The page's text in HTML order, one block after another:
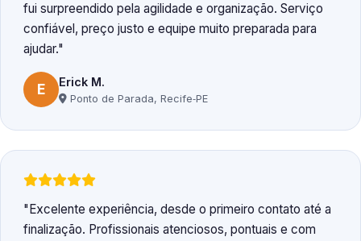
fui surpreendido pela agilidade e organização. Serviço
confiável, preço justo e equipe muito preparada para
ajudar.
E Erick M.
Ponto de Parada, Recife‑PE
Excelente experiência, desde o primeiro contato até a
finalização. Profissionais atenciosos, pontuais e com